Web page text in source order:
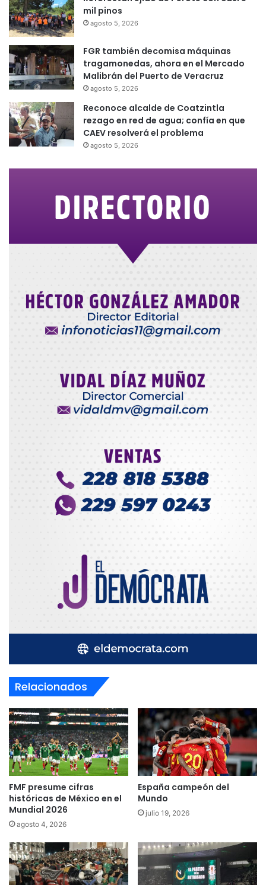
mil pinos
agosto 5, 2026
FGR también decomisa máquinas
tragamonedas, ahora en el Mercado
Malibrán del Puerto de Veracruz
agosto 5, 2026
Reconoce alcalde de Coatzintla
rezago en red de agua; confía en que
CAEV resolverá el problema
agosto 5, 2026
Relacionados
FMF presume cifras
históricas de México en el
Mundial 2026
agosto 4, 2026
España campeón del
Mundo
julio 19, 2026